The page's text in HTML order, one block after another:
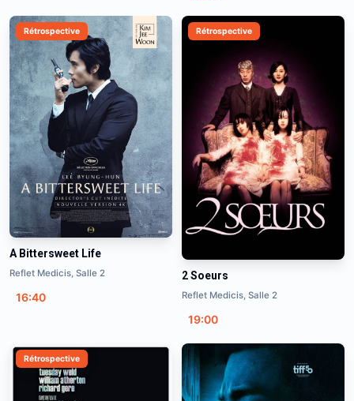
Rétrospective
A Bittersweet Life
Reflet Medicis, Salle 2
16:40
Rétrospective
2 Soeurs
Reflet Medicis, Salle 2
19:00
Rétrospective